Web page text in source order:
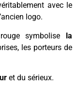
avec le
logo.
symbolise la
les porteurs de
et du sérieux.